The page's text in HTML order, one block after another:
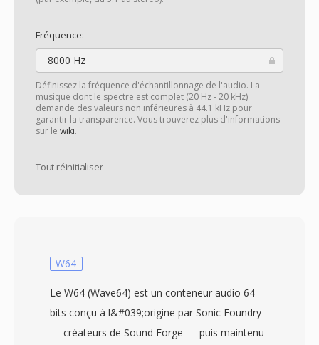
Fréquence:
8000 Hz
Définissez la fréquence d'échantillonnage de l'audio. La
musique dont le spectre est complet (20 Hz - 20 kHz)
demande des valeurs non inférieures à 44.1 kHz pour
garantir la transparence. Vous trouverez plus d'informations
sur le wiki.
Tout réinitialiser
W64
Le W64 (Wave64) est un conteneur audio 64
bits conçu à l&#039;origine par Sonic Foundry
— créateurs de Sound Forge — puis maintenu